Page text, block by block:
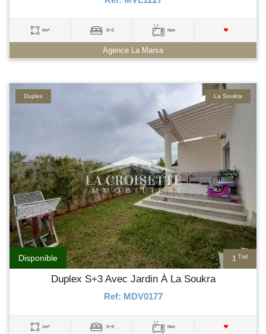
0m² S+3 Non
Agence La Marsa
1 Tnd
Disponible
La Soukra
Duplex
Duplex S+3 Avec Jardin À La Soukra
Ref: MDV0177
1m² S+3 Non